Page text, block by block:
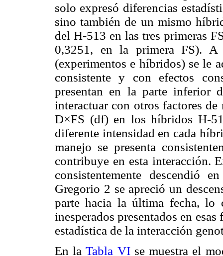
solo expresó diferencias
sino también de un mismo
del H-513 en las tres primeras
0,3251, en la primera FS).
(experimentos e híbridos) se le
consistente y con efectos
presentan en la parte inferior
interactuar con otros factores
D×FS (df) en los híbridos H-
diferente intensidad en cada
manejo se presenta
contribuye en esta interacción.
consistentemente descendió
Gregorio 2 se apreció un
parte hacia la última fecha, lo
inesperados presentados en
estadística de la interacción
En laTabla VIse muestra el